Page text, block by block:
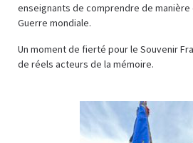
enseignants de comprendre de
Guerre mondiale.
Un moment de fierté pour le Souvenir
de réels acteurs de la mémoire.